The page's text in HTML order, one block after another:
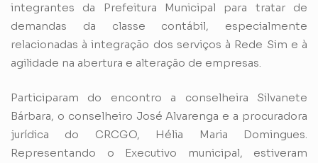
integrantes da Prefeitura Municipal para tratar de
demandas da classe contábil, especialmente
relacionadas à integração dos serviços à Rede Sim e à
agilidade na abertura e alteração de empresas.
Participaram do encontro a conselheira Silvanete
Bárbara, o conselheiro José Alvarenga e a procuradora
jurídica do CRCGO, Hélia Maria Domingues.
Representando o Executivo municipal, estiveram